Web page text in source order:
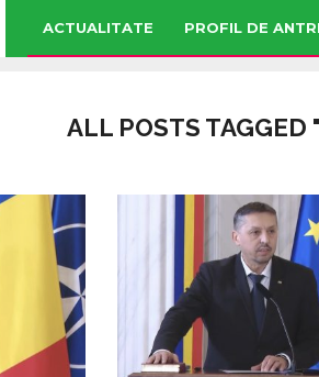
ACTUALITATE PROFIL DE
ALL POSTS TAGGED